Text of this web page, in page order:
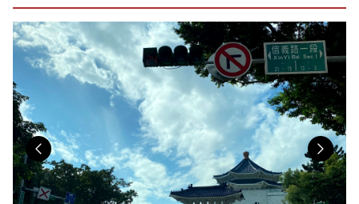
關於我們
意見信箱
Previous